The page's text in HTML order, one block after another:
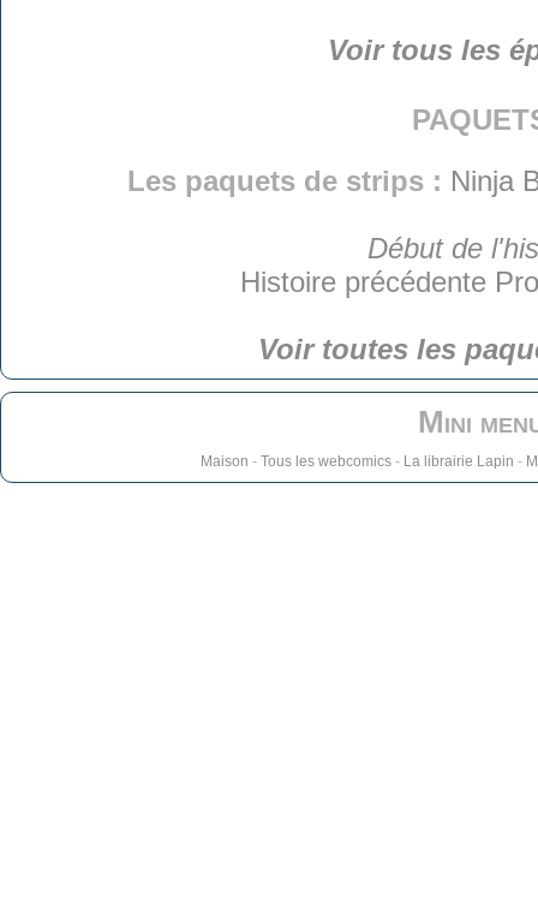
Voir tous les
Les paquets de strips : Ninja
Début de
Histoire précédente
Voir toutes les
Mini
Maison - Tous les webcomics- La librairie Lapin -